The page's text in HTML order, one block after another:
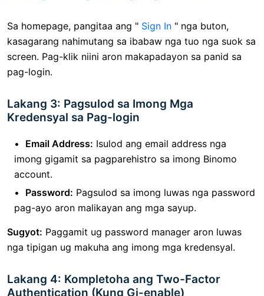
Sa homepage, pangitaa ang " Sign In " nga buton,
kasagarang nahimutang sa ibabaw nga tuo nga suok sa
screen. Pag-klik niini aron makapadayon sa panid sa
pag-login.
Lakang 3: Pagsulod sa Imong Mga
Kredensyal sa Pag-login
Email Address: Isulod ang email address nga
imong gigamit sa pagparehistro sa imong Binomo
account.
Password: Pagsulod sa imong luwas nga password
pag-ayo aron malikayan ang mga sayup.
Sugyot: Paggamit ug password manager aron luwas
nga tipigan ug makuha ang imong mga kredensyal.
Lakang 4: Kompletoha ang Two-Factor
Authentication (Kung Gi-enable)